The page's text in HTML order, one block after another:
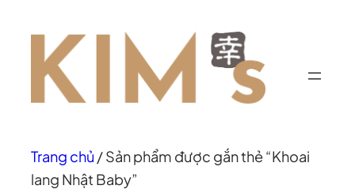
đến
dung
Trang chủ / Sản phẩm được gắn thẻ “Khoai
lang Nhật Baby”